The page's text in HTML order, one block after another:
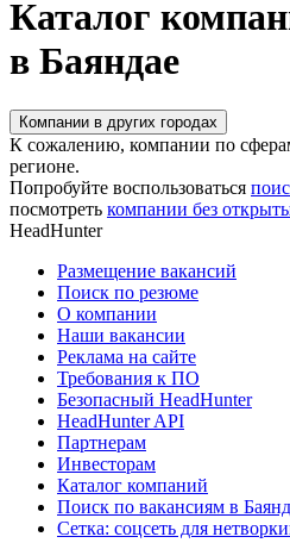
Каталог
в Баяндае
Компании в других городах
К сожалению, компании по
регионе.
Попробуйте воспользоваться
посмотреть компании без
HeadHunter
Размещение вакансий
Поиск по резюме
О компании
Наши вакансии
Реклама на сайте
Требования к ПО
Безопасный HeadHunter
HeadHunter API
Партнерам
Инвесторам
Каталог компаний
Поиск по вакансиям в
Сетка: соцсеть для